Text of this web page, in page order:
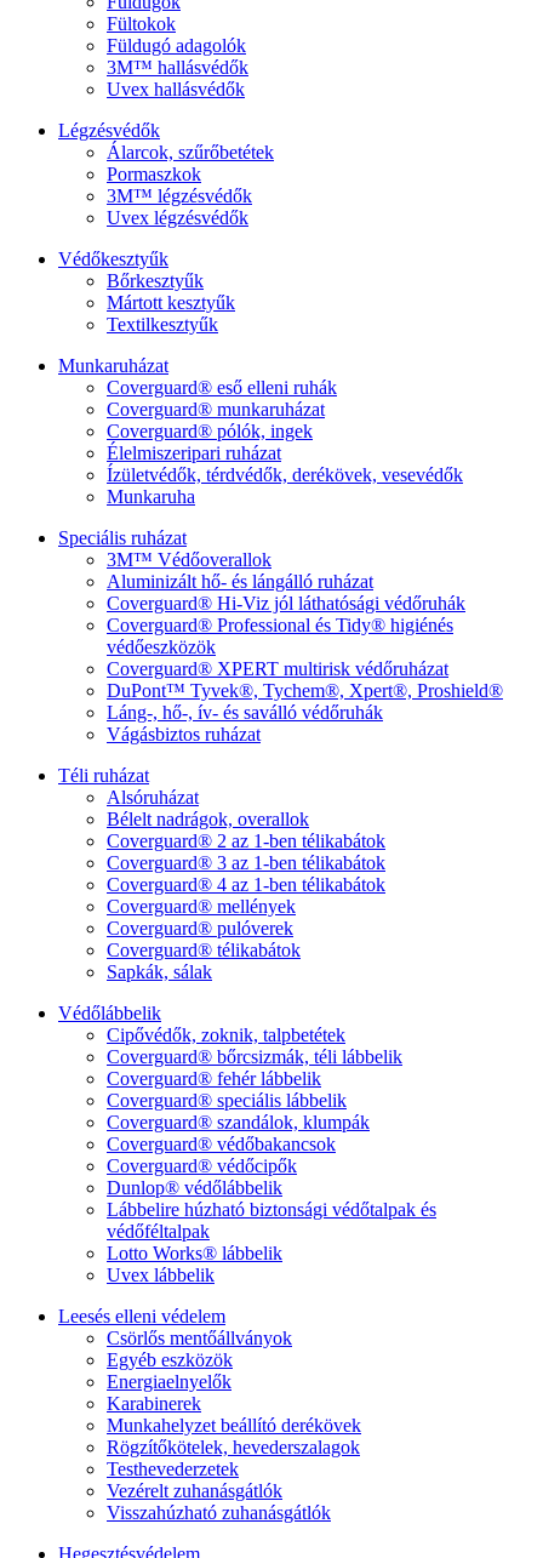
Fültokok
Füldugó adagolók
3M™ hallásvédők
Uvex hallásvédők
Légzésvédők
Álarcok, szűrőbetétek
Pormaszkok
3M™ légzésvédők
Uvex légzésvédők
Védőkesztyűk
Bőrkesztyűk
Mártott kesztyűk
Textilkesztyűk
Munkaruházat
Coverguard® eső elleni ruhák
Coverguard® munkaruházat
Coverguard® pólók, ingek
Élelmiszeripari ruházat
Ízületvédők, térdvédők, derékövek, vesevédők
Munkaruha
Speciális ruházat
3M™ Védőoverallok
Aluminizált hő- és lángálló ruházat
Coverguard® Hi-Viz jól láthatósági védőruhák
Coverguard® Professional és Tidy® higiénés
védőeszközök
Coverguard® XPERT multirisk védőruházat
DuPont™ Tyvek®, Tychem®, Xpert®, Proshield®
Láng-, hő-, ív- és saválló védőruhák
Vágásbiztos ruházat
Téli ruházat
Alsóruházat
Bélelt nadrágok, overallok
Coverguard® 2 az 1-ben télikabátok
Coverguard® 3 az 1-ben télikabátok
Coverguard® 4 az 1-ben télikabátok
Coverguard® mellények
Coverguard® pulóverek
Coverguard® télikabátok
Sapkák, sálak
Védőlábbelik
Cipővédők, zoknik, talpbetétek
Coverguard® bőrcsizmák, téli lábbelik
Coverguard® fehér lábbelik
Coverguard® speciális lábbelik
Coverguard® szandálok, klumpák
Coverguard® védőbakancsok
Coverguard® védőcipők
Dunlop® védőlábbelik
Lábbelire húzható biztonsági védőtalpak és
védőféltalpak
Lotto Works® lábbelik
Uvex lábbelik
Leesés elleni védelem
Csörlős mentőállványok
Egyéb eszközök
Energiaelnyelők
Karabinerek
Munkahelyzet beállító derékövek
Rögzítőkötelek, hevederszalagok
Testhevederzetek
Vezérelt zuhanásgátlók
Visszahúzható zuhanásgátlók